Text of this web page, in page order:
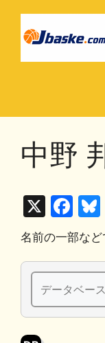
中野
X
F
a
c
e
b
o
名前の一部など
検
索: